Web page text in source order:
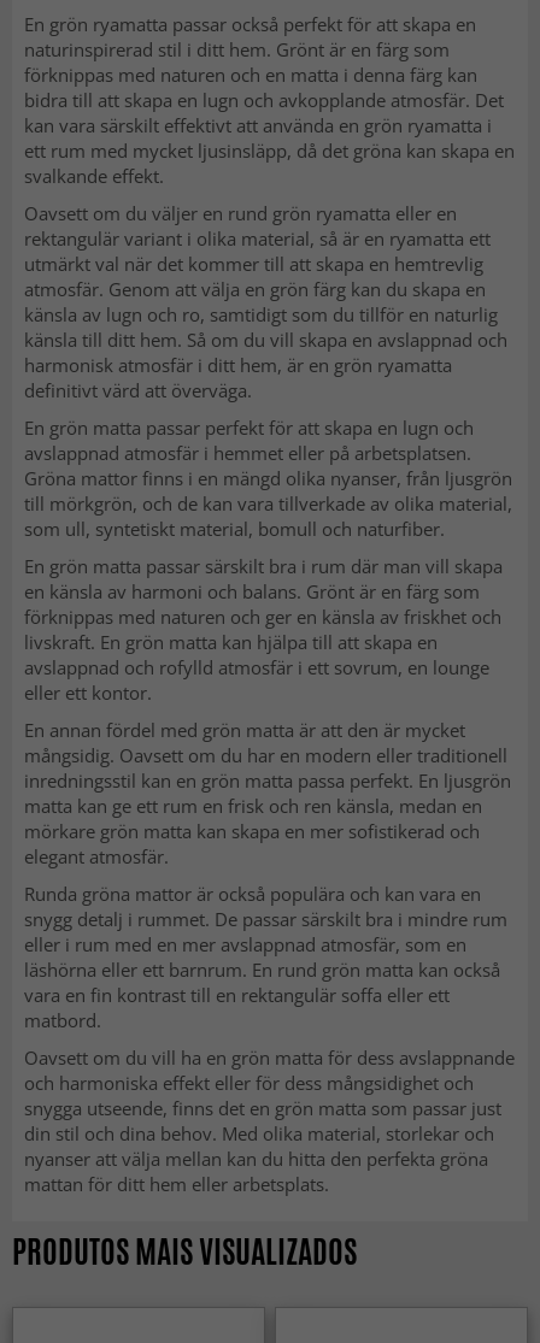
En grön ryamatta passar också perfekt för att skapa en
naturinspirerad stil i ditt hem. Grönt är en färg som
förknippas med naturen och en matta i denna färg kan
bidra till att skapa en lugn och avkopplande atmosfär. Det
kan vara särskilt effektivt att använda en grön ryamatta i
ett rum med mycket ljusinsläpp, då det gröna kan skapa en
svalkande effekt.
Oavsett om du väljer en rund grön ryamatta eller en
rektangulär variant i olika material, så är en ryamatta ett
utmärkt val när det kommer till att skapa en hemtrevlig
atmosfär. Genom att välja en grön färg kan du skapa en
känsla av lugn och ro, samtidigt som du tillför en naturlig
känsla till ditt hem. Så om du vill skapa en avslappnad och
harmonisk atmosfär i ditt hem, är en grön ryamatta
definitivt värd att överväga.
En grön matta passar perfekt för att skapa en lugn och
avslappnad atmosfär i hemmet eller på arbetsplatsen.
Gröna mattor finns i en mängd olika nyanser, från ljusgrön
till mörkgrön, och de kan vara tillverkade av olika material,
som ull, syntetiskt material, bomull och naturfiber.
En grön matta passar särskilt bra i rum där man vill skapa
en känsla av harmoni och balans. Grönt är en färg som
förknippas med naturen och ger en känsla av friskhet och
livskraft. En grön matta kan hjälpa till att skapa en
avslappnad och rofylld atmosfär i ett sovrum, en lounge
eller ett kontor.
En annan fördel med grön matta är att den är mycket
mångsidig. Oavsett om du har en modern eller traditionell
inredningsstil kan en grön matta passa perfekt. En ljusgrön
matta kan ge ett rum en frisk och ren känsla, medan en
mörkare grön matta kan skapa en mer sofistikerad och
elegant atmosfär.
Runda gröna mattor är också populära och kan vara en
snygg detalj i rummet. De passar särskilt bra i mindre rum
eller i rum med en mer avslappnad atmosfär, som en
läshörna eller ett barnrum. En rund grön matta kan också
vara en fin kontrast till en rektangulär soffa eller ett
matbord.
Oavsett om du vill ha en grön matta för dess avslappnande
och harmoniska effekt eller för dess mångsidighet och
snygga utseende, finns det en grön matta som passar just
din stil och dina behov. Med olika material, storlekar och
nyanser att välja mellan kan du hitta den perfekta gröna
mattan för ditt hem eller arbetsplats.
PRODUTOS MAIS VISUALIZADOS